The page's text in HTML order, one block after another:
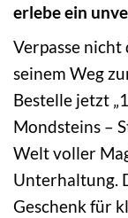
erlebe ein
Verpasse
seinem Weg
Bestelle jetzt
Mondsteins –
Welt voller
Unterhaltung.
Geschenk für